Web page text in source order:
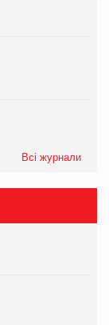
Всі журнали